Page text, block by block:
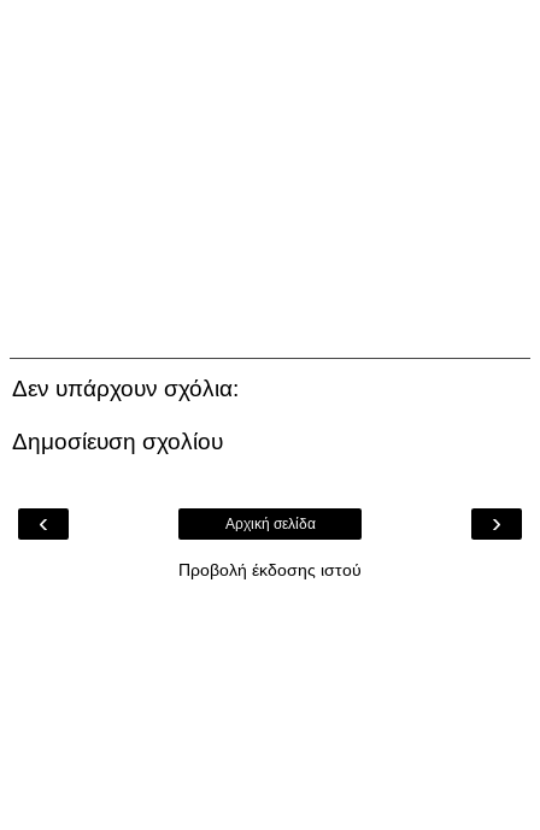
Δεν υπάρχουν σχόλια:
Δημοσίευση σχολίου
‹ ›
Αρχική σελίδα
Προβολή έκδοσης ιστού